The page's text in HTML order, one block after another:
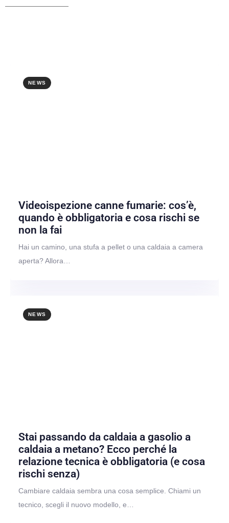
NEWS
Videoispezione canne fumarie: cos’è,
quando è obbligatoria e cosa rischi se
non la fai
Hai un camino, una stufa a pellet o una caldaia a camera
aperta? Allora…
NEWS
Stai passando da caldaia a gasolio a
caldaia a metano? Ecco perché la
relazione tecnica è obbligatoria (e cosa
rischi senza)
Cambiare caldaia sembra una cosa semplice. Chiami un
tecnico, scegli il nuovo modello, e…